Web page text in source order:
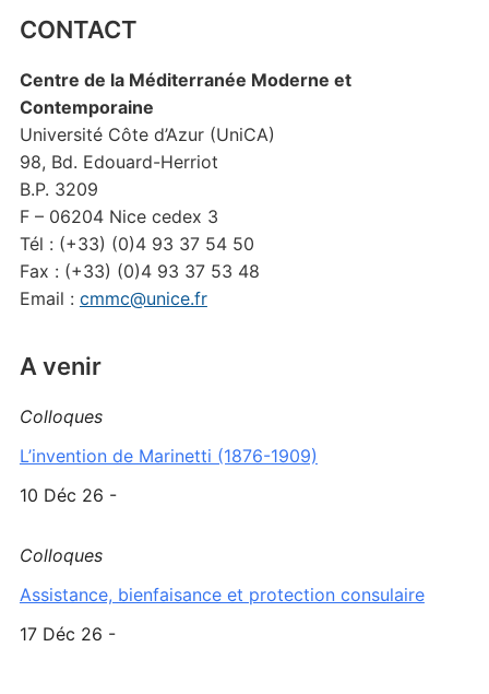
CONTACT
Centre de la Méditerranée Moderne et
Contemporaine
Université Côte d’Azur (UniCA)
98, Bd. Edouard-Herriot
B.P. 3209
F – 06204 Nice cedex 3
Tél : (+33) (0)4 93 37 54 50
Fax : (+33) (0)4 93 37 53 48
Email : cmmc@unice.fr
A venir
Colloques
L’invention de Marinetti (1876-1909)
10 Déc 26 -
Colloques
Assistance, bienfaisance et protection consulaire
17 Déc 26 -